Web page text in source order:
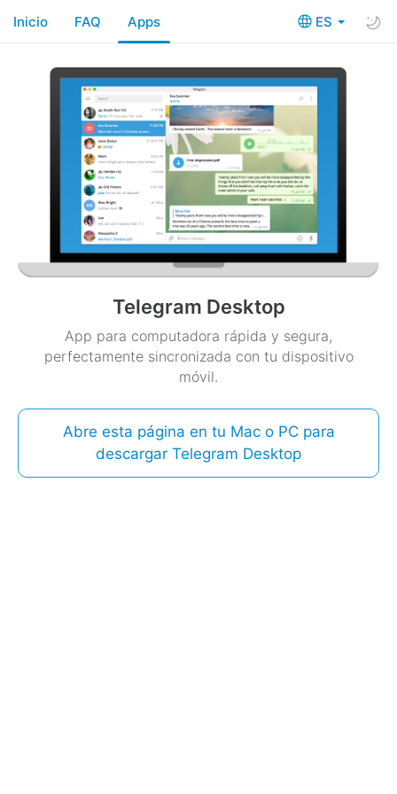
ES
Inicio FAQ Apps
Telegram Desktop
App para computadora rápida y segura,
perfectamente sincronizada con tu dispositivo
móvil.
Abre esta página en tu Mac o PC para
descargar Telegram Desktop